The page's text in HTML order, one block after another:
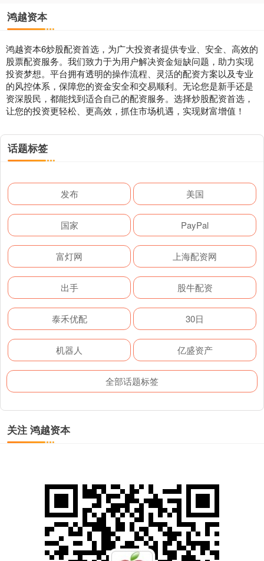
鸿越资本
鸿越资本6炒股配资首选，为广大投资者提供专业、安全、高效的
股票配资服务。我们致力于为用户解决资金短缺问题，助力实现
投资梦想。平台拥有透明的操作流程、灵活的配资方案以及专业
的风控体系，保障您的资金安全和交易顺利。无论您是新手还是
资深股民，都能找到适合自己的配资服务。选择炒股配资首选，
让您的投资更轻松、更高效，抓住市场机遇，实现财富增值！
话题标签
发布 美国
国家 PayPal
富灯网 上海配资网
出手 股牛配资
泰禾优配 30日
机器人 亿盛资产
全部话题标签
关注 鸿越资本